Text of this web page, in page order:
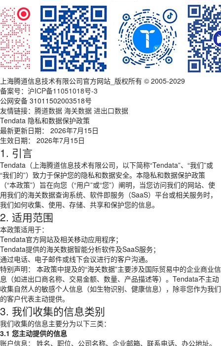
上海腾道信息技术有限公司官方网站_版权所有 © 2005-2029
备案号： 沪ICP备11051018号-3
公网安备 31011502003518号
友情链接： 腾道数据 海关数据 进出口数据
Tendata 隐私和数据保护政策
最新更新日期： 2026年7月15日
生效日期： 2026年7月15日
1. 引言
Tendata（上海腾道信息技术有限公司，以下简称“Tendata”、“我们”或
“我们的”）致力于保护您的隐私和数据安全。本隐私和数据保护政策
（“本政策”）旨在向您（“用户”或“您”）阐明，当您访问我们的网站、使
用我们的海关数据查询系统、软件即服务（SaaS）平台或相关服务时，
我们如何收集、使用、存储、共享和保护您的信息。
2. 适用范围
本政策适用于：
Tendata官方网站及相关移动应用程序；
Tendata提供的海关数据智能分析软件及SaaS服务；
通过电话、电子邮件或线下会议进行的客户沟通。
特别声明： 本政策中提及的“海关数据”主要涉及国际贸易中的企业商业信
息（如进出口商名称、交易金额、数量、产品描述等）。Tendata不主动
收集自然人的敏感个人信息（如生物识别、健康信息），除非您作为我们
的客户代表主动提供。
3. 我们收集的信息类别
我们收集的信息主要分为以下三类：
3.1 您主动提供的信息
账户信息： 姓名、职位、公司名称、企业邮箱、联系电话、办公地址。